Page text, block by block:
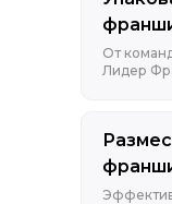
От
Лидер